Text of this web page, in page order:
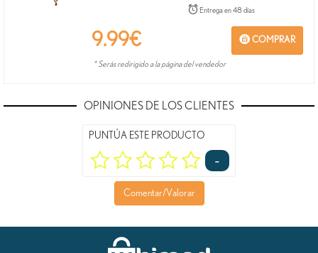
Entrega en 48 días
COMPRAR
9.99€
* Serás redirigido a la página del vendedor
OPINIONES DE LOS CLIENTES
PUNTÚA ESTE PRODUCTO
-
Comentar/Valorar